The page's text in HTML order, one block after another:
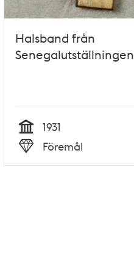
Halsband från
Senegalutställningen
Tid
1931
Typ
Föremål